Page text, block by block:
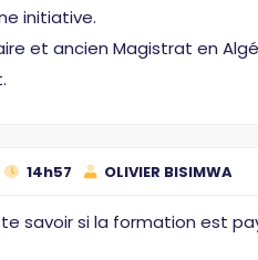
initiative.
et ancien Magistrat en
14h57 OLIVIER BISIMWA
savoir si la formation est